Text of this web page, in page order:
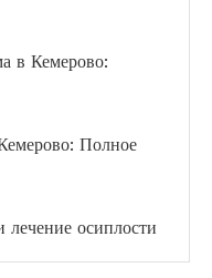
в Кемерово:
Полное
осиплости